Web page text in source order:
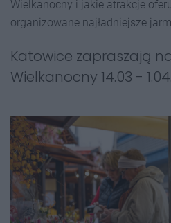
Wielkanocny i jakie atrakcje
organizowane najładniejsze
Katowice zapraszają
Wielkanocny 14.03 -